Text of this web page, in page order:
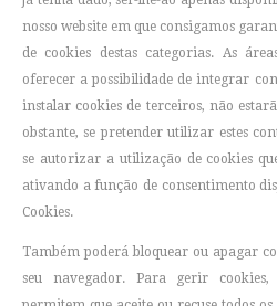
nosso website em que consigamos
de cookies destas categorias. As
oferecer a possibilidade de integrar
instalar cookies de terceiros, não
obstante, se pretender utilizar estes
se autorizar a utilização de cookies
ativando a função de consentimento
Cookies.
Também poderá bloquear ou apagar
seu navegador. Para gerir